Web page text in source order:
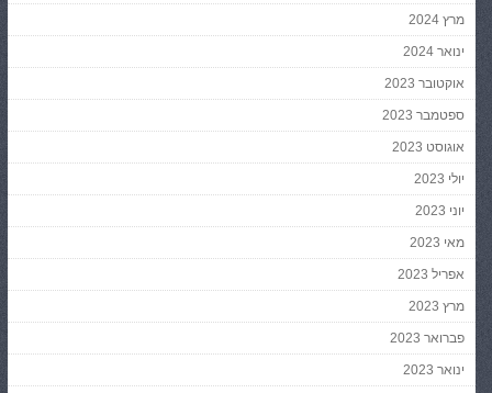
מרץ 2024
ינואר 2024
אוקטובר 2023
ספטמבר 2023
אוגוסט 2023
יולי 2023
יוני 2023
מאי 2023
אפריל 2023
מרץ 2023
פברואר 2023
ינואר 2023